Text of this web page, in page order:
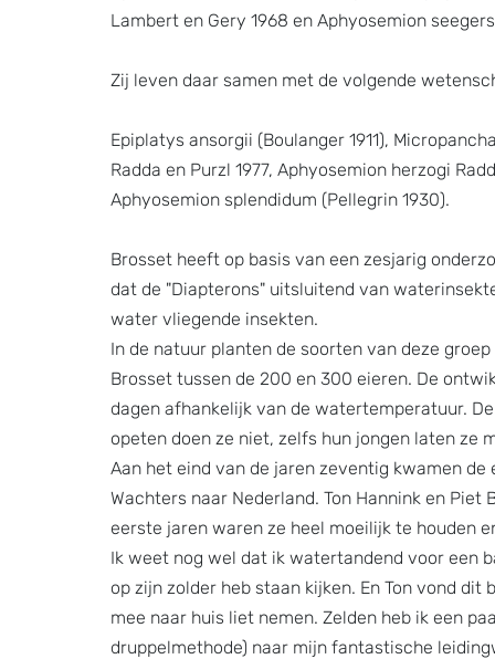
Lambert en Gery 1968 en Aphyosemion
Zij leven daar samen met de volgende
Epiplatys ansorgii (Boulanger 1911),
Radda en Purzl 1977, Aphyosemion herzogi
Aphyosemion splendidum (Pellegrin 1930).
Brosset heeft op basis van een zesjarig
dat de "Diapterons" uitsluitend van
water vliegende insekten.
In de natuur planten de soorten van deze
Brosset tussen de 200 en 300 eieren. De
dagen afhankelijk van de watertemperatuur.
opeten doen ze niet, zelfs hun jongen laten ze
Aan het eind van de jaren zeventig kwamen
Wachters naar Nederland. Ton Hannink en
eerste jaren waren ze heel moeilijk te houden
Ik weet nog wel dat ik watertandend voor een
op zijn zolder heb staan kijken. En Ton vond
mee naar huis liet nemen. Zelden heb ik een
druppelmethode) naar mijn fantastische